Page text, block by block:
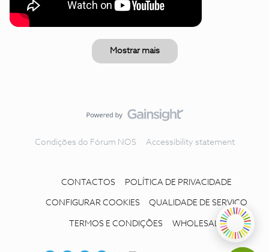
Mostrar mais
Condições do Fórum NOS Accessibility statement
CONTACTOS POLÍTICA DE PRIVACIDADE
CONFIGURAR COOKIES QUALIDADE DE SERVIÇO
TERMOS E CONDIÇÕES WHOLESALE